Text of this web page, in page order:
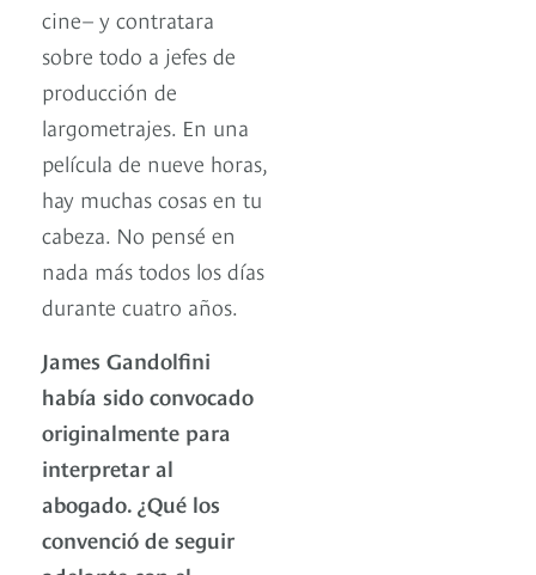
cine– y contratara
sobre todo a jefes de
producción de
largometrajes. En una
película de nueve horas,
hay muchas cosas en tu
cabeza. No pensé en
nada más todos los días
durante cuatro años.
James Gandolfini
había sido convocado
originalmente para
interpretar al
abogado. ¿Qué los
convenció de seguir